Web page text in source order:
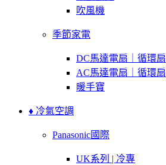
吹風機
季節家電
DC馬達電扇｜循環扇
AC馬達電扇｜循環扇
暖手寶
♦ 冷氣空調
Panasonic國際
UK系列 | 冷專